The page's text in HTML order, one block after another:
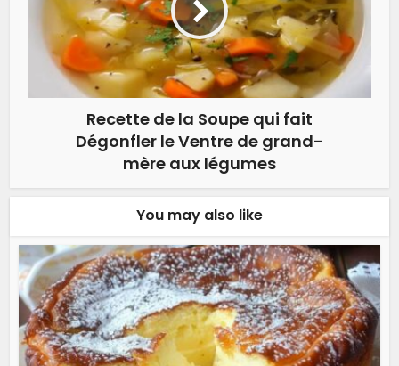
Recette de la Soupe qui fait
Dégonfler le Ventre de grand-
mère aux légumes
You may also like